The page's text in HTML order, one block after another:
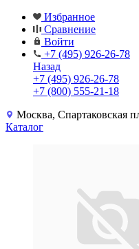
Избранное
Сравнение
Войти
+7 (495) 926-26-78
Назад
+7 (495) 926-26-78
+7 (800) 555-21-18
Москва, Спартаковская
Каталог